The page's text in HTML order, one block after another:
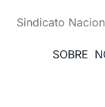
Sindicato
SOBRE